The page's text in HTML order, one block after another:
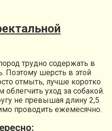
трудно содержать в
Поэтому шерсть в этой
отмыть, лучше коротко
уход за собакой.
не превышая длину 2,5
проводить ежемесячно.